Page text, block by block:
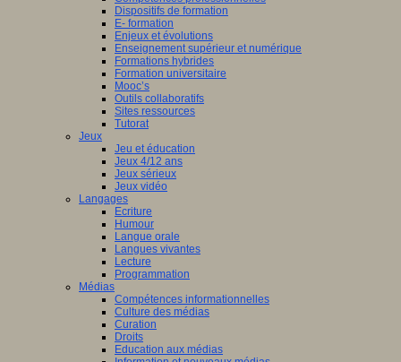
Dispositifs de formation
E- formation
Enjeux et évolutions
Enseignement supérieur et numérique
Formations hybrides
Formation universitaire
Mooc’s
Outils collaboratifs
Sites ressources
Tutorat
Jeux
Jeu et éducation
Jeux 4/12 ans
Jeux sérieux
Jeux vidéo
Langages
Ecriture
Humour
Langue orale
Langues vivantes
Lecture
Programmation
Médias
Compétences informationnelles
Culture des médias
Curation
Droits
Education aux médias